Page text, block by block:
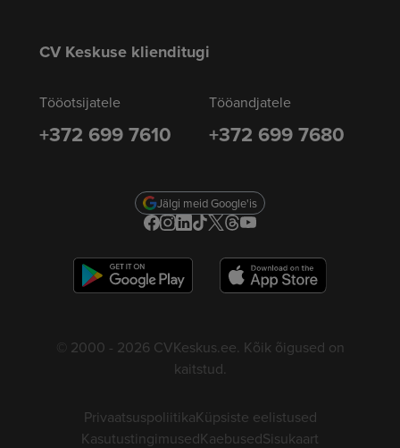
CV Keskuse klienditugi
Tööotsijatele
+372 699 7610
Tööandjatele
+372 699 7680
Jälgi meid Google'is
© 2000 - 2026 CVKeskus.ee. Kõik õigused on
kaitstud.
PrivaatsuspoliitikaKüpsiste eelistused
KasutustingimusedKaebusedSisukaart